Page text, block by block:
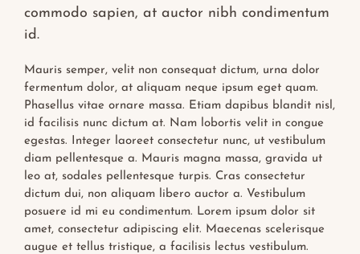
commodo sapien, at auctor nibh condimentum
id.
Mauris semper, velit non consequat dictum, urna dolor
fermentum dolor, at aliquam neque ipsum eget quam.
Phasellus vitae ornare massa. Etiam dapibus blandit nisl,
id facilisis nunc dictum at. Nam lobortis velit in congue
egestas. Integer laoreet consectetur nunc, ut vestibulum
diam pellentesque a. Mauris magna massa, gravida ut
leo at, sodales pellentesque turpis. Cras consectetur
dictum dui, non aliquam libero auctor a. Vestibulum
posuere id mi eu condimentum. Lorem ipsum dolor sit
amet, consectetur adipiscing elit. Maecenas scelerisque
augue et tellus tristique, a facilisis lectus vestibulum.